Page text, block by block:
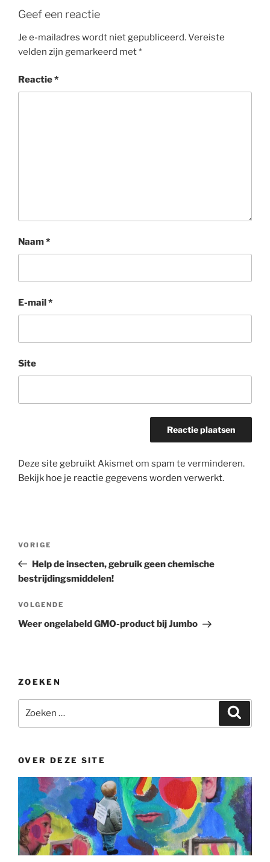
Geef een reactie
Je e-mailadres wordt niet gepubliceerd.Vereiste
velden zijn gemarkeerd met*
Reactie*
Naam*
E-mail*
Site
Deze site gebruikt Akismet om spam te verminderen.
Bekijk hoe je reactie gegevens worden verwerkt.
Vorig
bericht
VORIGE
Help de insecten, gebruik geen chemische
bestrijdingsmiddelen!
Volgend
bericht
VOLGENDE
Weer ongelabeld GMO-product bij Jumbo
ZOEKEN
naar:
OVER DEZE SITE